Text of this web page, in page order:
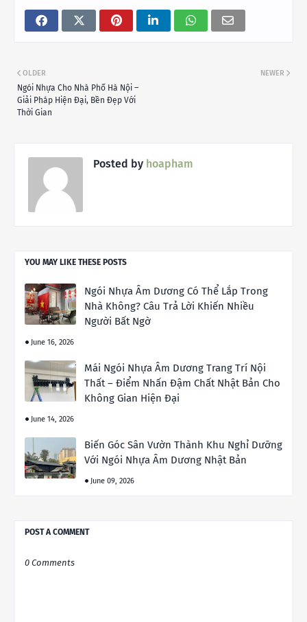
NEWER
OLDER
Ngói Nhựa Cho Nhà Phố Hà Nội –
Giải Pháp Hiện Đại, Bền Đẹp Với
Thời Gian
Posted by hoapham
YOU MAY LIKE THESE POSTS
Ngói Nhựa Âm Dương Có Thể Lắp Trong
Nhà Không? Câu Trả Lời Khiến Nhiều
Người Bất Ngờ
June 16, 2026
Mái Ngói Nhựa Âm Dương Trang Trí Nội
Thất – Điểm Nhấn Đậm Chất Nhật Bản Cho
Không Gian Hiện Đại
June 14, 2026
Biến Góc Sân Vườn Thành Khu Nghỉ Dưỡng
Với Ngói Nhựa Âm Dương Nhật Bản
June 09, 2026
POST A COMMENT
0 Comments